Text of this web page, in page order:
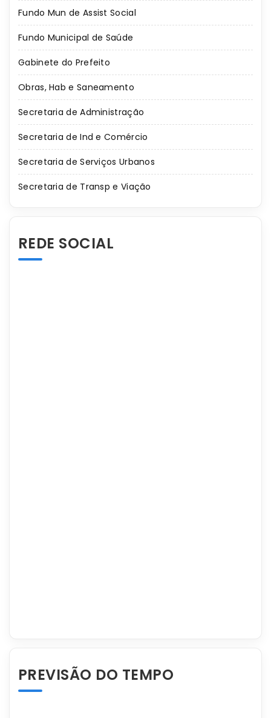
Fundo Mun de Assist Social
Fundo Municipal de Saúde
Gabinete do Prefeito
Obras, Hab e Saneamento
Secretaria de Administração
Secretaria de Ind e Comércio
Secretaria de Serviços Urbanos
Secretaria de Transp e Viação
REDE SOCIAL
PREVISÃO DO TEMPO